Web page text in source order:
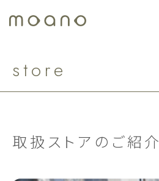
sto re
取扱ストアのご紹介